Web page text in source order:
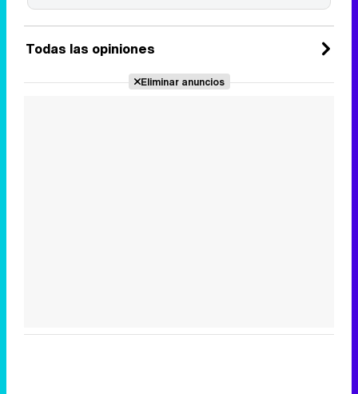
Todas las opiniones
Eliminar anuncios